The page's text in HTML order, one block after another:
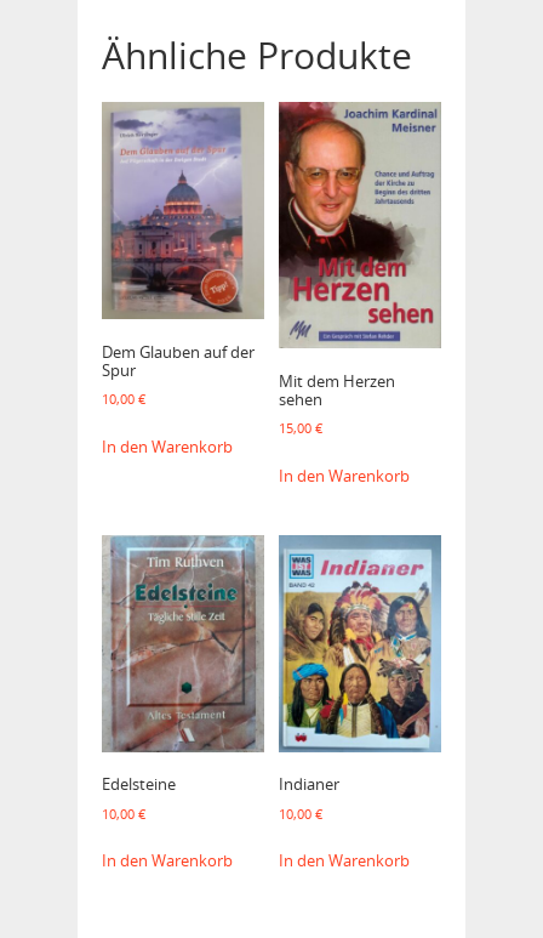
Ähnliche Produkte
Dem Glauben auf der
Spur
10,00 €
In den Warenkorb
Mit dem Herzen
sehen
15,00 €
In den Warenkorb
Edelsteine
10,00 €
In den Warenkorb
Indianer
10,00 €
In den Warenkorb